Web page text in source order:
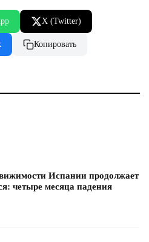
X (Twitter)
Копировать
Испании продолжает
четыре месяца падения